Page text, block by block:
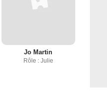
Jo Martin
Rôle : Julie